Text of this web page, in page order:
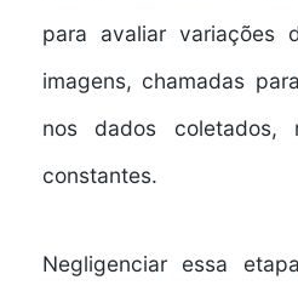
para avaliar variações
imagens, chamadas
nos dados coletados,
constantes.
Negligenciar essa